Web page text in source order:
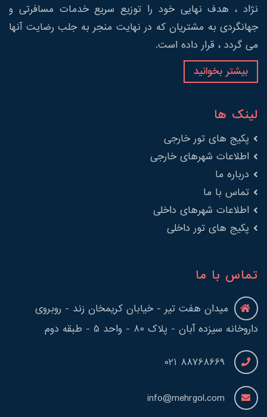
نژاد ، هدف نهایی خود را توزیع سریع خدمات مسافرتی و
جهانگردی به مشتریان که در نهایت منجر به جلب رضایت آنها
می گردد ، قرار داده است.
بیشتر بخوانید
لینک ها
پکیج های تور خارجی
اطلاعات شهرهای خارجی
درباره ما
تماس با ما
اطلاعات شهرهای داخلی
پکیج های تور داخلی
تماس با ما
میدان هفت تیر - خیابان کریمخان زند - روبروی
داروخانه سیزده آبان - پلاک 80 - واحد 5 - طبقه دوم
88768669 021
info@mehrgol.com